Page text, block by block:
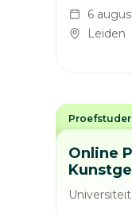
6
Leiden
Online